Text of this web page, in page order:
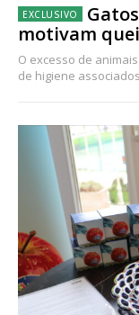
motivam
O excesso de
de higiene